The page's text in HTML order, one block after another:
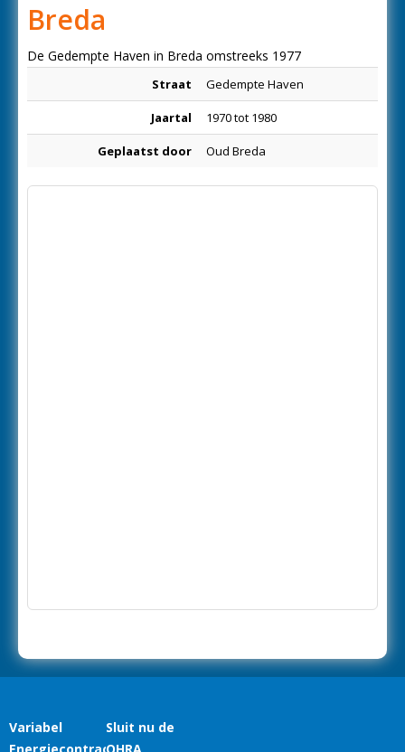
Breda
De Gedempte Haven in Breda omstreeks 1977
Straat Gedempte Haven
Jaartal 1970 tot 1980
Geplaatst door Oud Breda